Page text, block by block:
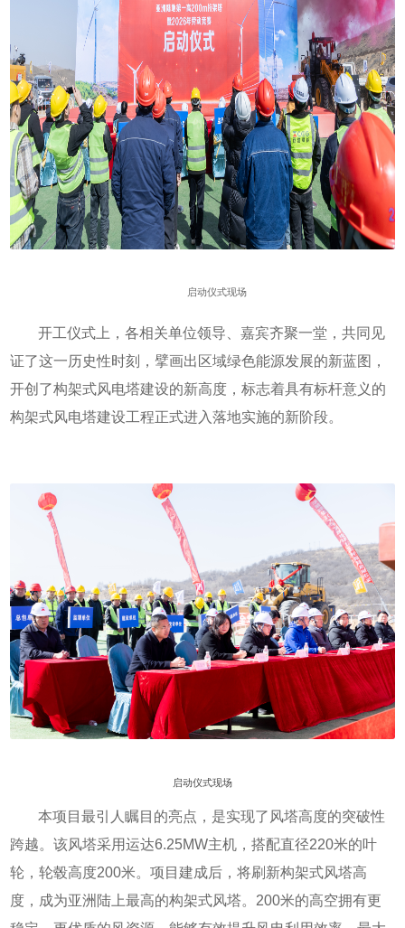
启动仪式现场
开工仪式上，各相关单位领导、嘉宾齐聚一堂，共同见
证了这一历史性时刻，擘画出区域绿色能源发展的新蓝图，
开创了构架式风电塔建设的新高度，标志着具有标杆意义的
构架式风电塔建设工程正式进入落地实施的新阶段。
启动仪式现场
本项目最引人瞩目的亮点，是实现了风塔高度的突破性
跨越。该风塔采用运达6.25MW主机，搭配直径220米的叶
轮，轮毂高度200米。项目建成后，将刷新构架式风塔高
度，成为亚洲陆上最高的构架式风塔。200米的高空拥有更